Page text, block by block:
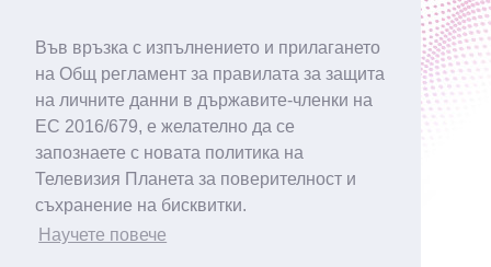
Във връзка с изпълнението и прилагането
на Общ регламент за правилата за защита
на личните данни в държавите-членки на
ЕС 2016/679, е желателно да се
запознаете с новата политика на
Телевизия Планета за поверителност и
съхранение на бисквитки.
Научете повече